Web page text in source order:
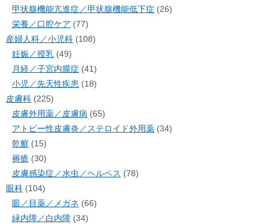
甲状腺機能亢進症／甲状腺機能低下症 (26)
栄養／口腔ケア (77)
産婦人科／小児科 (108)
妊娠／授乳 (49)
月経／子宮内膜症 (41)
小児／先天性疾患 (18)
皮膚科 (225)
皮膚外用薬／皮膚病 (65)
アトピー性皮膚炎／ステロイド外用薬 (34)
乾癬 (15)
褥瘡 (30)
皮膚感染症／水虫／ヘルペス (78)
眼科 (104)
眼／目薬／メガネ (66)
緑内障／白内障 (34)